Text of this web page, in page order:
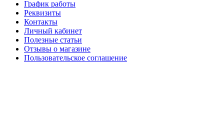
График работы
Реквизиты
Контакты
Личный кабинет
Полезные статьи
Отзывы о магазине
Пользовательское соглашение